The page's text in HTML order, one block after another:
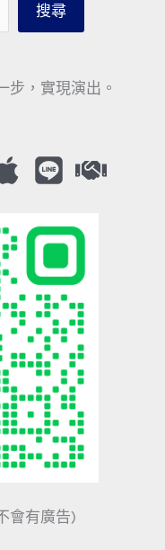
搜尋
步，實現演出。
會有廣告)